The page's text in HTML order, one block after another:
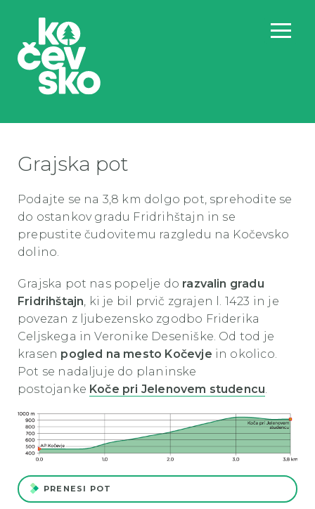
Grajska pot
Podajte se na 3,8 km dolgo pot, sprehodite se
do ostankov gradu Fridrihštajn in se
prepustite čudovitemu razgledu na Kočevsko
dolino.
Grajska pot nas popelje do razvalin gradu
Fridrihštajn, ki je bil prvič zgrajen l. 1423 in je
povezan z ljubezensko zgodbo Friderika
Celjskega in Veronike Deseniške. Od tod je
krasen pogled na mesto Kočevje in okolico.
Pot se nadaljuje do planinske
postojanke Koče pri Jelenovem studencu.
PRENESI POT